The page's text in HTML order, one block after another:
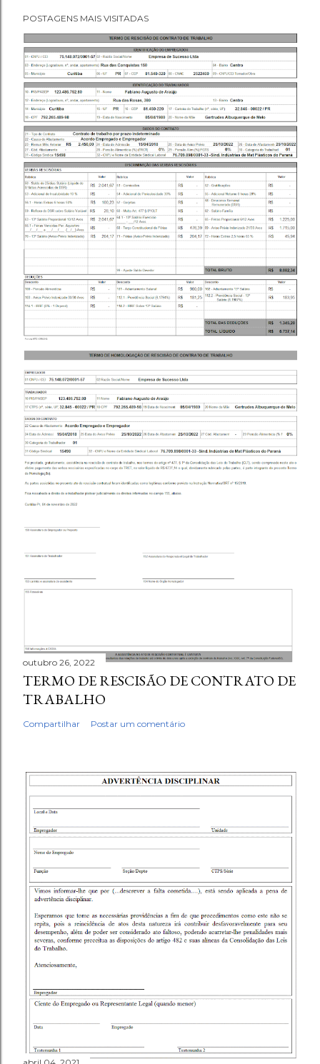
POSTAGENS MAIS VISITADAS
outubro 26, 2022
TERMO DE RESCISÃO DE CONTRATO DE
TRABALHO
Compartilhar Postar um comentário